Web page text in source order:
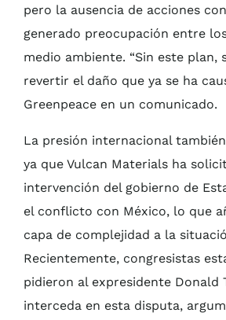
pero la ausencia de acciones
generado preocupación entre
medio ambiente. “Sin este plan,
revertir el daño que ya se ha
Greenpeace en un comunicado.
La presión internacional
ya que Vulcan Materials ha
intervención del gobierno de
el conflicto con México, lo que
capa de complejidad a la
Recientemente, congresistas
pidieron al expresidente Donald
interceda en esta disputa,